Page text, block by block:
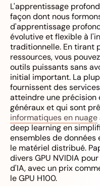
L'apprentissage
façon dont nous
d'apprentissage
évolutive et flexible à
traditionnelle. En tirant
ressources, vous
outils puissants sans
initial important. La
fournissent des
atteindre une précision
généraux et qui sont
informatiques en nuage
deep learning en
ensembles de
le matériel distribué.
divers GPU NVIDIA
d'IA, avec un prix
le GPU H100.